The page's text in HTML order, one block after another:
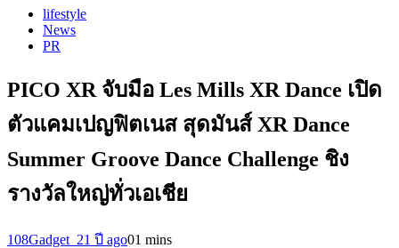
lifestyle
News
PR
PICO XR จับมือ Les Mills XR Dance เปิด
ตัวแคมเปญฟิตเนส สุดมันส์ XR Dance
Summer Groove Dance Challenge ชิง
รางวัลใหญ่ทั่วเอเชีย
108Gadget_21 ปี ago01 mins